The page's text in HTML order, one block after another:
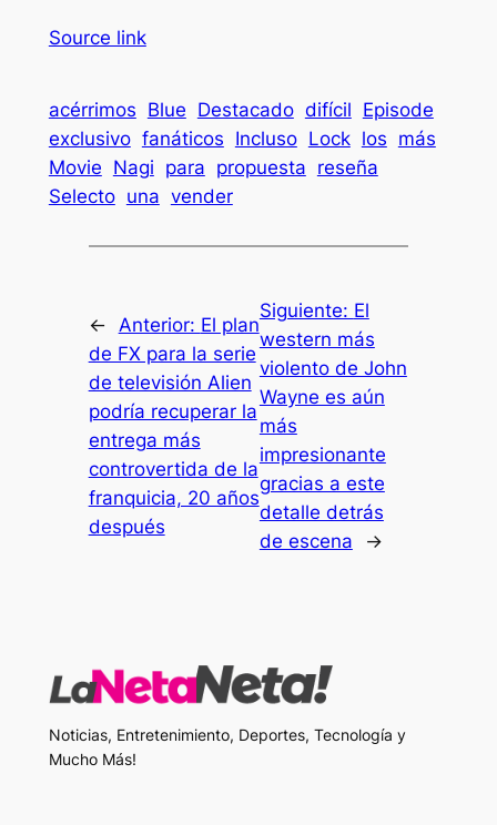
Source link
acérrimos Blue Destacado difícil Episode
exclusivo fanáticos Incluso Lock los más
Movie Nagi para propuesta reseña
Selecto una vender
← Anterior: El plan
de FX para la serie
de televisión Alien
podría recuperar la
entrega más
controvertida de la
franquicia, 20 años
después
Siguiente: El
western más
violento de John
Wayne es aún
más
impresionante
gracias a este
detalle detrás
de escena
→
Noticias, Entretenimiento, Deportes, Tecnología y
Mucho Más!